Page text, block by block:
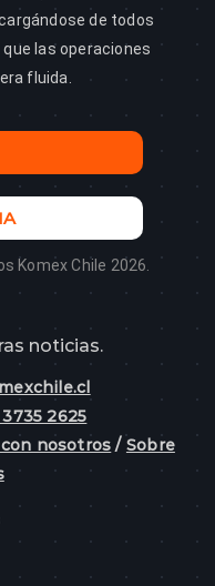
de todos
las operaciones
fluida.
Komex Chile 2026.
noticias.
3735 2625
nosotros / Sobre